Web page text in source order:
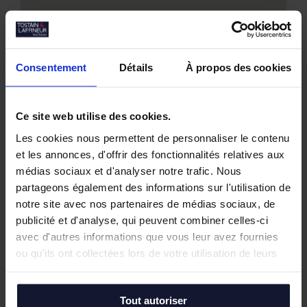
Consentement Détails À propos des cookies
Ce site web utilise des cookies.
Les cookies nous permettent de personnaliser le contenu
et les annonces, d'offrir des fonctionnalités relatives aux
médias sociaux et d'analyser notre trafic. Nous
partageons également des informations sur l'utilisation de
notre site avec nos partenaires de médias sociaux, de
publicité et d'analyse, qui peuvent combiner celles-ci
avec d'autres informations que vous leur avez fournies
ou qu'ils ont collectées lors de votre utilisation de leurs
Tout autoriser
Nos biens similaires